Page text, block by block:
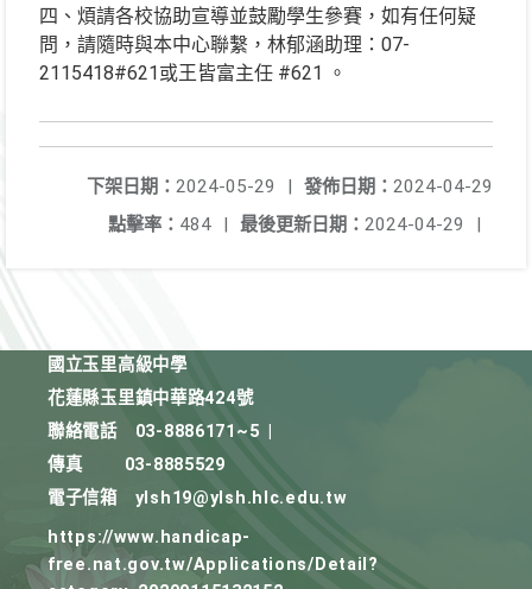
四、煩請各校協助宣導並鼓勵學生參賽，如有任何疑
問，請隨時與本中心聯繫，林郁涵助理：07-
2115418#621或王皆富主任 #621 。
發佈日期： 2024-04-29
下架日期： 2024-05-29
|
最後更新日期： 2024-04-29 |
點擊率： 484 |
國立玉里高級中學
花蓮縣玉里鎮中華路424號
聯絡電話
03-8886171~5
傳真
03-8885529
電子信箱
ylsh19@ylsh.hlc.edu.tw
https://www.handicap-
free.nat.gov.tw/Applications/Detail?